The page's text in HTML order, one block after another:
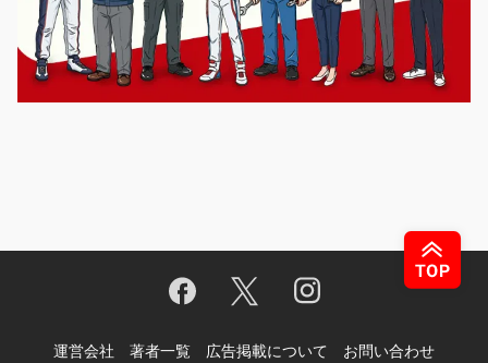
運営会社 著者一覧 広告掲載について お問い合わせ